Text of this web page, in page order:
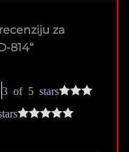
za
814“
3 of 5 stars